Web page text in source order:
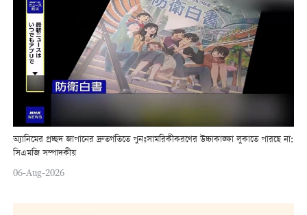
অ্যানিমের প্রচ্ছদ জাপানের দ্রুতগতিতে পুনঃসামরিকীকরণের উচ্চাকাঙ্ক্ষা লুকাতে পারছে না:
সিএমজি সম্পাদকীয়
06-Aug-2026